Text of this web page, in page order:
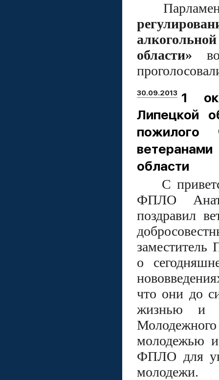
области»
30.09.2013 1
Липецкой
пожилого
области
С
ФПЛО
поздравил
заместитель
о
что они до
жизнью и
Молодежного
молодежью и
ФПЛО для
молодежи.